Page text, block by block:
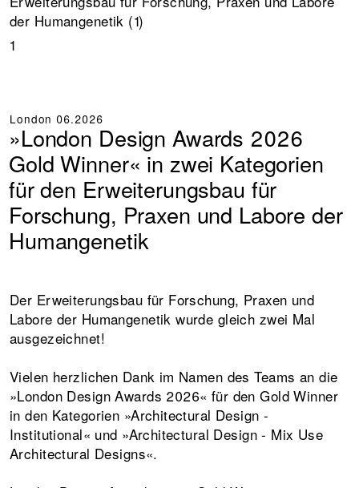
1
London 06.2026
»London Design Awards 2026
Gold Winner« in zwei Kategorien
für den Erweiterungsbau für
Forschung, Praxen und Labore der
Humangenetik
Der Erweiterungsbau für Forschung, Praxen und
Labore der Humangenetik wurde gleich zwei Mal
ausgezeichnet!
Vielen herzlichen Dank im Namen des Teams an die
»London Design Awards 2026« für den Gold Winner
in den Kategorien »Architectural Design -
Institutional« und »Architectural Design - Mix Use
Architectural Designs«.